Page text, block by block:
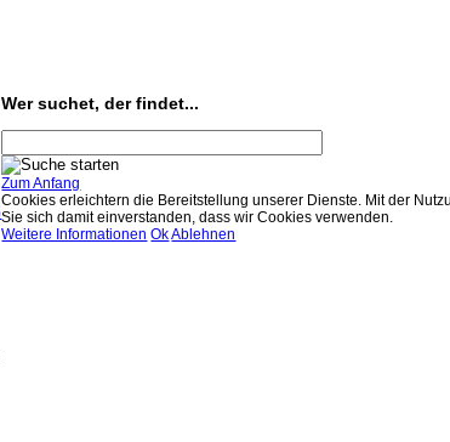
Wer suchet, der findet...
Zum Anfang
Cookies erleichtern die Bereitstellung unserer Dienste. Mit der
Sie sich damit einverstanden, dass wir Cookies verwenden.
Weitere Informationen OkAblehnen